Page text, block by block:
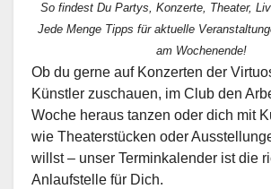
So findest Du Partys, Konzerte, Theater,
Jede Menge Tipps für aktuelle
am Wochenende!
Ob du gerne auf Konzerten der
Künstler zuschauen, im Club den
Woche heraus tanzen oder dich mit
wie Theaterstücken oder
willst – unser Terminkalender ist die
Anlaufstelle für Dich.